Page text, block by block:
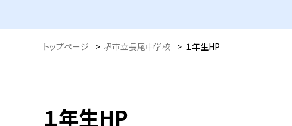
トップページ > 堺市立長尾中学校 > １年生HP
１年生HP